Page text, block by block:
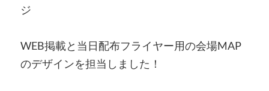
ジ
WEB掲載と当日配布フライヤー用の会場MAP
のデザインを担当しました！